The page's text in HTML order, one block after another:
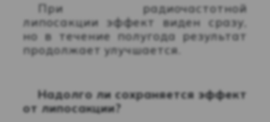
При радиочастотной
липосакции эффект виден сразу,
но в течение полугода результат
продолжает улучшается.
Надолго ли сохраняется эффект
от липосакции?